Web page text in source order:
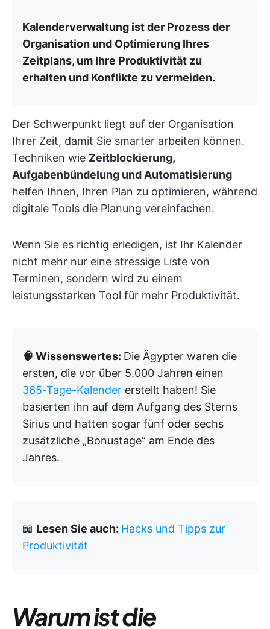
Kalenderverwaltung ist der Prozess der
Organisation und Optimierung Ihres
Zeitplans, um Ihre Produktivität zu
erhalten und Konflikte zu vermeiden.
Der Schwerpunkt liegt auf der Organisation
Ihrer Zeit, damit Sie smarter arbeiten können.
Techniken wie Zeitblockierung,
Aufgabenbündelung und Automatisierung
helfen Ihnen, Ihren Plan zu optimieren, während
digitale Tools die Planung vereinfachen.
Wenn Sie es richtig erledigen, ist Ihr Kalender
nicht mehr nur eine stressige Liste von
Terminen, sondern wird zu einem
leistungsstarken Tool für mehr Produktivität.
🧠 Wissenswertes: Die Ägypter waren die
ersten, die vor über 5.000 Jahren einen
365-Tage-Kalender erstellt haben! Sie
basierten ihn auf dem Aufgang des Sterns
Sirius und hatten sogar fünf oder sechs
zusätzliche „Bonustage” am Ende des
Jahres.
📖 Lesen Sie auch: Hacks und Tipps zur
Produktivität
Warum ist die